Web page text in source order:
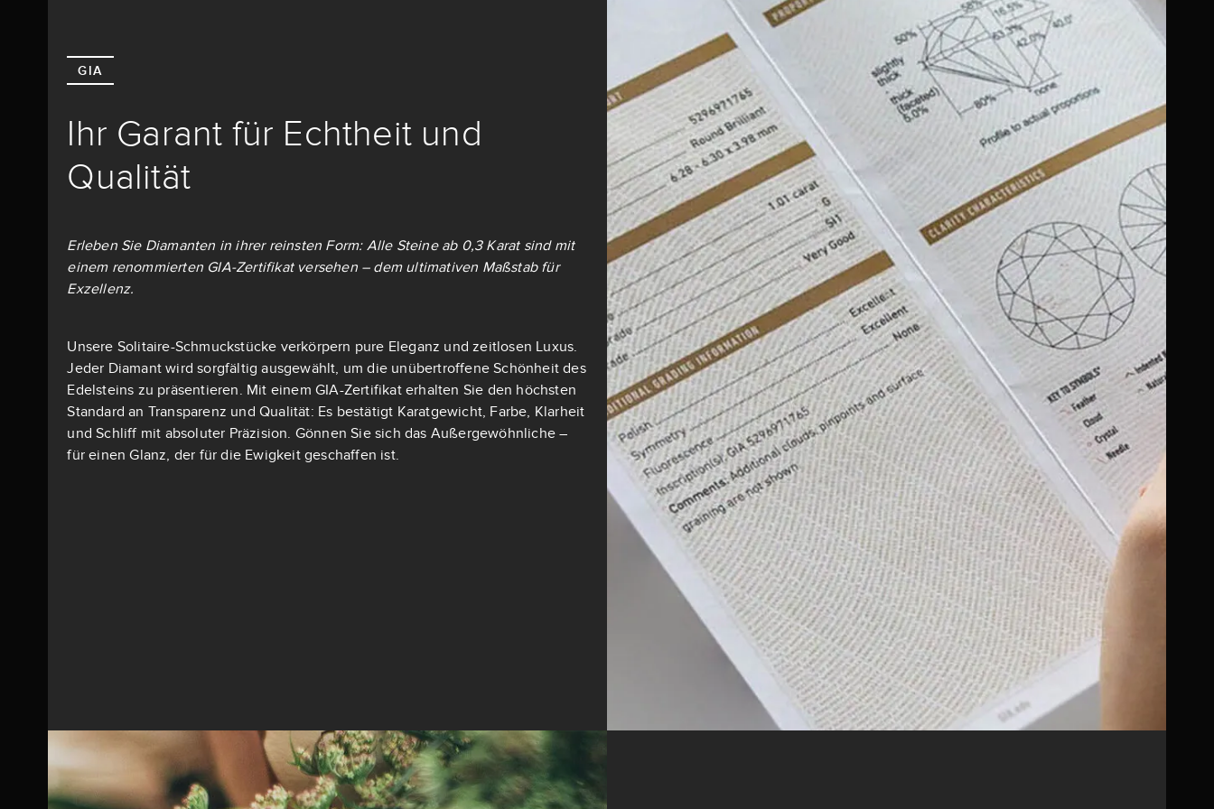
GIA
Ihr Garant für Echtheit und
Qualität
Erleben Sie Diamanten in ihrer reinsten Form: Alle Steine ab 0,3 Karat sind mit
einem renommierten GIA-Zertifikat versehen – dem ultimativen Maßstab für
Exzellenz.
Unsere Solitaire-Schmuckstücke verkörpern pure Eleganz und zeitlosen Luxus.
Jeder Diamant wird sorgfältig ausgewählt, um die unübertroffene Schönheit des
Edelsteins zu präsentieren. Mit einem GIA-Zertifikat erhalten Sie den höchsten
Standard an Transparenz und Qualität: Es bestätigt Karatgewicht, Farbe, Klarheit
und Schliff mit absoluter Präzision. Gönnen Sie sich das Außergewöhnliche –
für einen Glanz, der für die Ewigkeit geschaffen ist.